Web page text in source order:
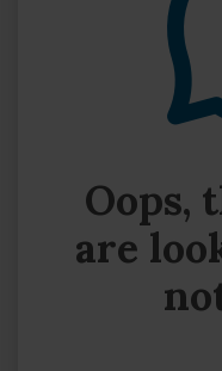
Oops,
are